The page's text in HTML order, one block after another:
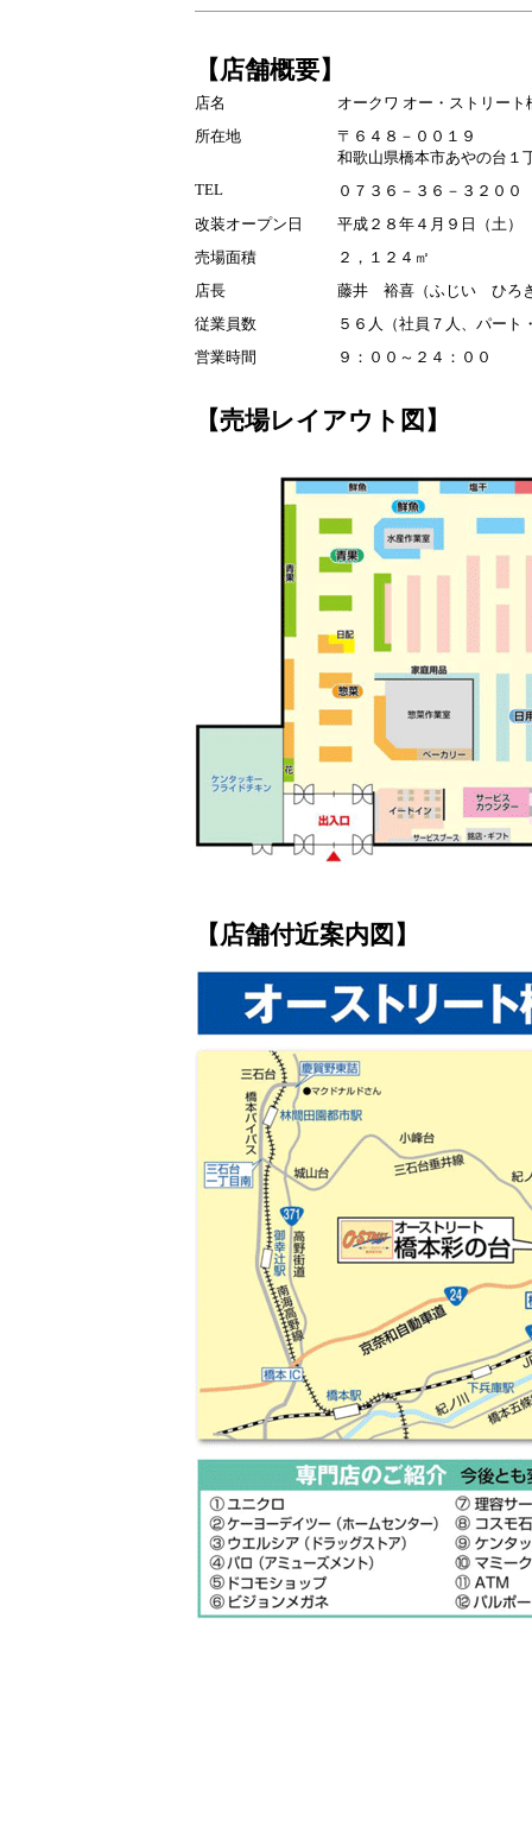
【店舗概要】
店名
オークワ オー・ストリート
所在地
〒６４８－００１９
和歌山県橋本市あやの台１
TEL
０７３６－３６－３２００
改装オープン日
平成２８年４月９日（土）
売場面積
２，１２４㎡
店長
藤井 裕喜（ふじい ひろ
従業員数
５６人（社員７人、パート
営業時間
９：００～２４：００
【売場レイアウト図】
【店舗付近案内図】